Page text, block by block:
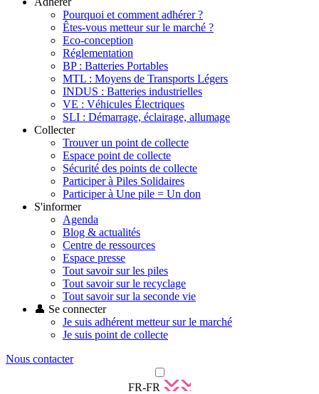
Pourquoi et comment adhérer ?
Êtes-vous metteur sur le marché ?
Eco-conception
Réglementation
BP : Batteries Portables
MTL : Moyens de Transports Légers
INDUS : Batteries industrielles
VE : Véhicules Électriques
SLI : Démarrage, éclairage, allumage
Collecter
Trouver un point de collecte
Espace point de collecte
Sécurité des points de collecte
Participer à Piles Solidaires
Participer à Une pile = Un don
S'informer
Agenda
Blog & actualités
Centre de ressources
Espace presse
Tout savoir sur les piles
Tout savoir sur le recyclage
Tout savoir sur la seconde vie
👤 Se connecter
Je suis adhérent metteur sur le marché
Je suis point de collecte
Nous contacter
FR-FR